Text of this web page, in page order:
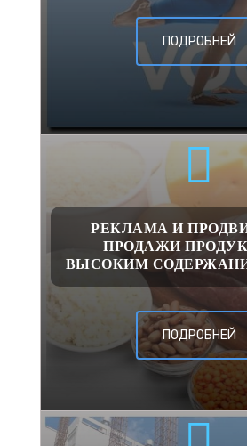
ПОДРОБНЕЙ
РЕКЛАМА И
ПРОДАЖИ
ВЫСОКИМ
ПОДРОБНЕЙ